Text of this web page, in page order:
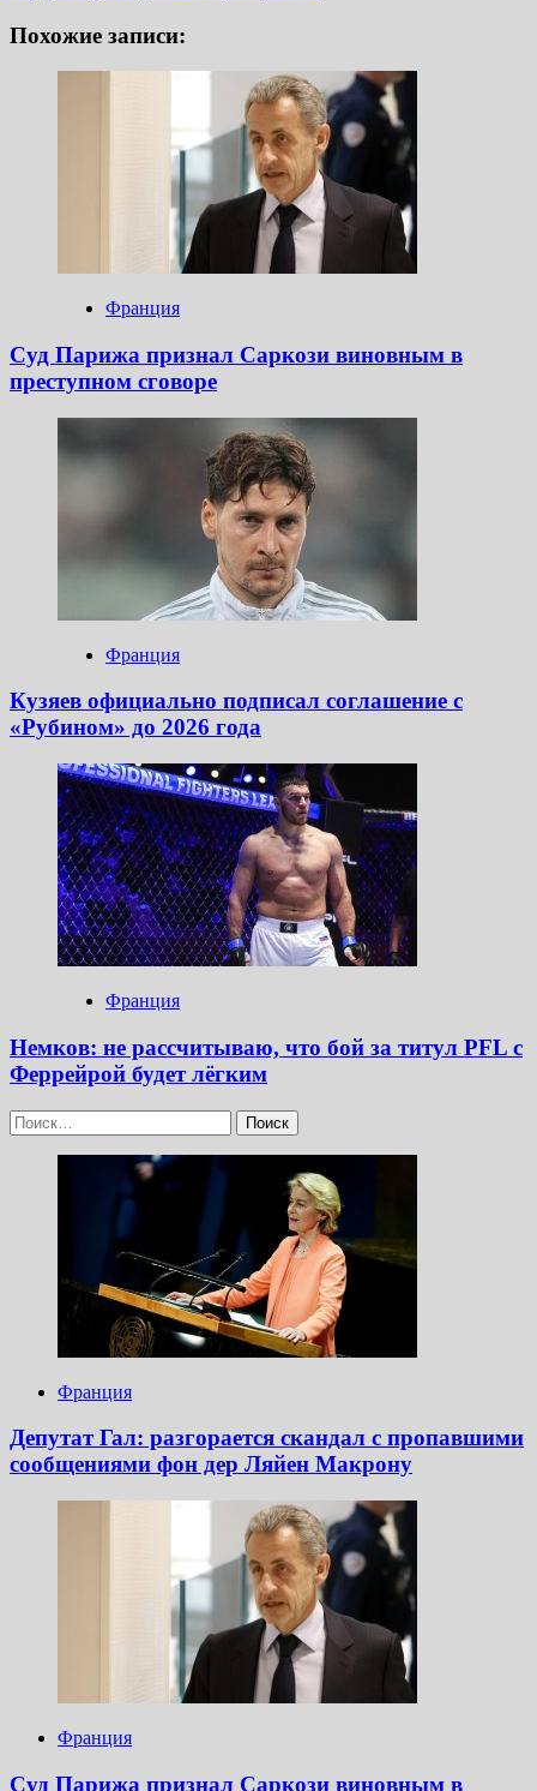
Похожие записи:
Франция
Суд Парижа признал Саркози виновным в
преступном сговоре
Франция
Кузяев официально подписал соглашение с
«Рубином» до 2026 года
Франция
Немков: не рассчитываю, что бой за титул PFL с
Феррейрой будет лёгким
Найти:
Франция
Депутат Гал: разгорается скандал с пропавшими
сообщениями фон дер Ляйен Макрону
Франция
Суд Парижа признал Саркози виновным в